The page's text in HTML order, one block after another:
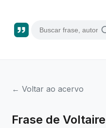
← Voltar ao acervo
Frase de